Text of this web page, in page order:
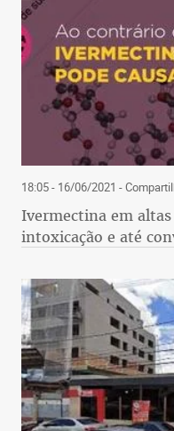
18:05 - 16/06/2021 -
Ivermectina em altas
intoxicação e até